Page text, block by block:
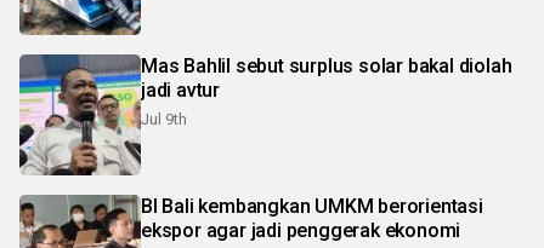
Mas Bahlil sebut surplus solar bakal diolah
jadi avtur
Jul 9th
BI Bali kembangkan UMKM berorientasi
ekspor agar jadi penggerak ekonomi